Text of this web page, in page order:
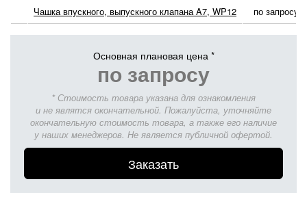
Чашка впускного, выпускного клапана A7, WP12
по запросу
Основная плановая цена *
по запросу
* Стоимость товара указана для ознакомления
и не являтся окончательной. Пожалуйста, уточняйте
окончательную стоимость товара, а также его наличие
у наших менеджеров. Не является публичной офертой.
Заказать